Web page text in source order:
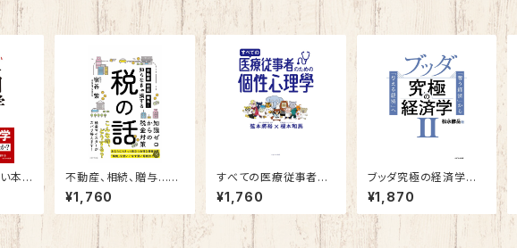
本
不動産、相続、贈与…知
らなきゃ損する税の話
¥1,760
すべての医療従事者の
ための個性心理學
¥1,760
ブッダ究極の経済学Ⅱ
～「奪う経済」から「与え
る経済」へ～
¥1,870